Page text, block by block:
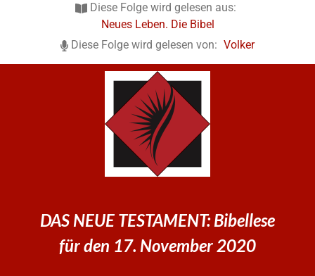
Diese Folge wird gelesen aus:
Neues Leben. Die Bibel
Diese Folge wird gelesen von: Volker
DAS NEUE TESTAMENT: Bibellese
für den 17. November 2020